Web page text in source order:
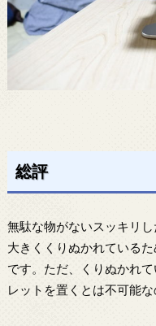
総評
無駄な物がないスッキリ
大きくくりぬかれている
です。ただ、くりぬかれ
レットを置くとは不可能